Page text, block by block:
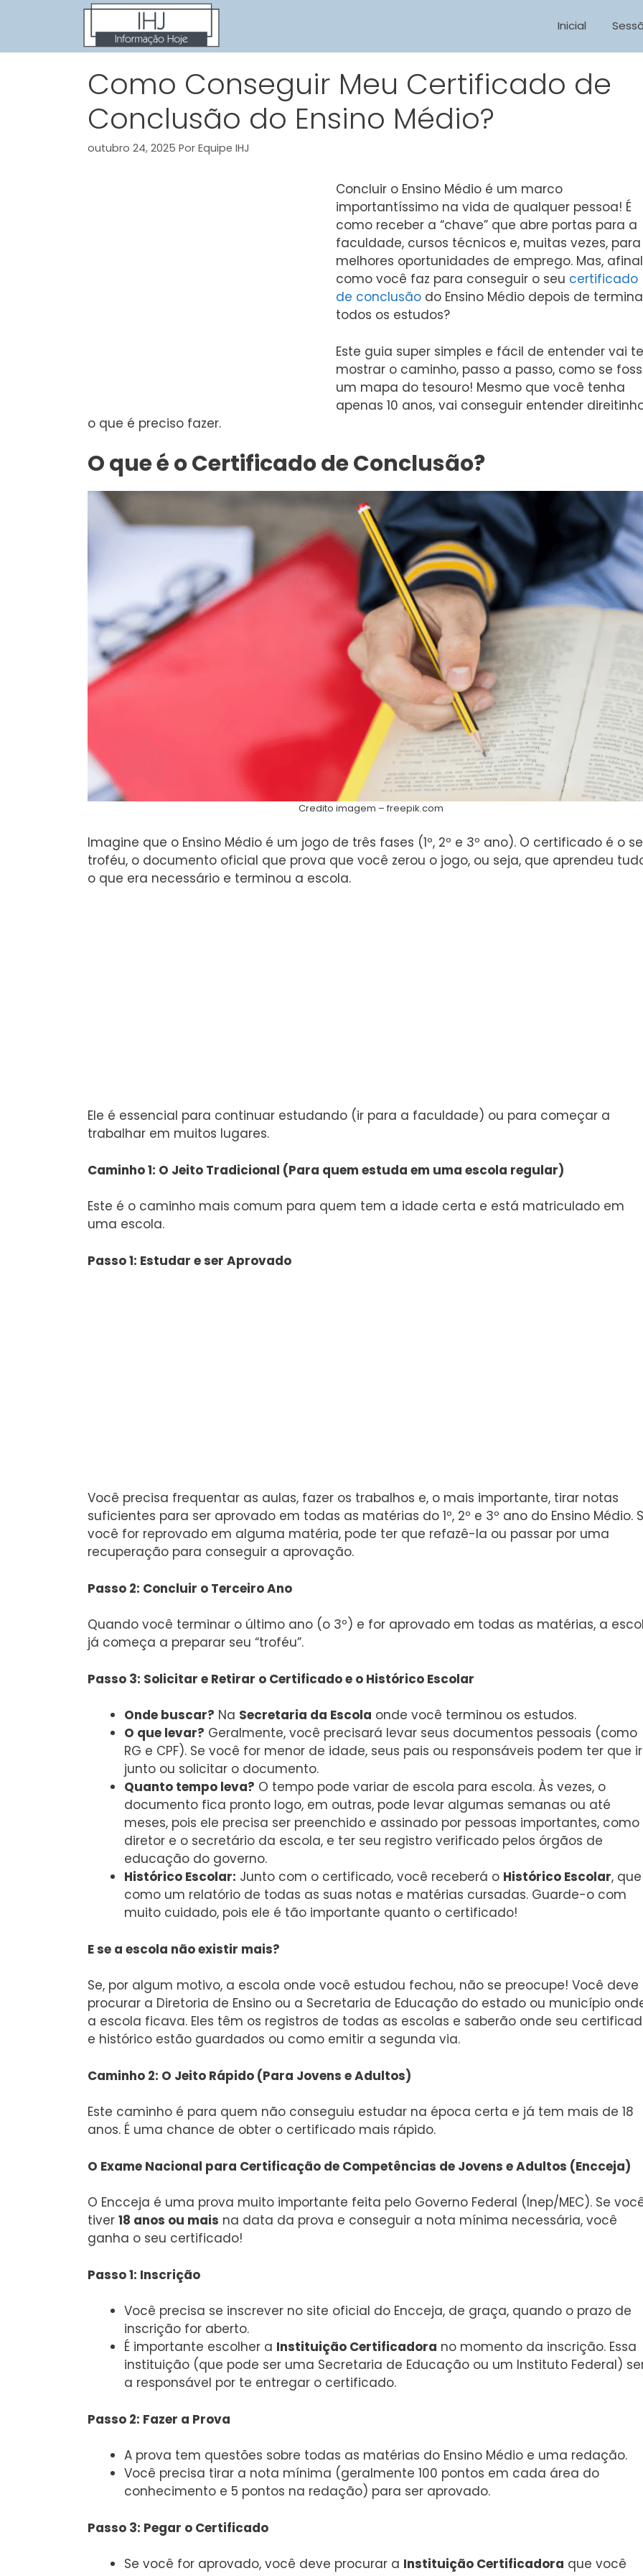
Inicial
Como Conseguir Meu Certificado de
Conclusão do Ensino Médio?
outubro 24, 2025 Por Equipe IHJ
Concluir o Ensino Médio é um marco
importantíssimo na vida de qualquer pessoa! É
como receber a “chave” que abre portas para a
faculdade, cursos técnicos e, muitas vezes, para
melhores oportunidades de emprego. Mas,
como você faz para conseguir o seu certificado
de conclusão do Ensino Médio depois de
todos os estudos?
Este guia super simples e fácil de entender vai te
mostrar o caminho, passo a passo, como se
um mapa do tesouro! Mesmo que você tenha
apenas 10 anos, vai conseguir entender
o que é preciso fazer.
O que é o Certificado de Conclusão?
Credito imagem – freepik.com
Imagine que o Ensino Médio é um jogo de três fases (1º, 2º e 3º ano). O certificado é o
troféu, o documento oficial que prova que você zerou o jogo, ou seja, que aprendeu
o que era necessário e terminou a escola.
Ele é essencial para continuar estudando (ir para a faculdade) ou para começar a
trabalhar em muitos lugares.
Caminho 1: O Jeito Tradicional (Para quem estuda em uma escola regular)
Este é o caminho mais comum para quem tem a idade certa e está matriculado em
uma escola.
Passo 1: Estudar e ser Aprovado
Você precisa frequentar as aulas, fazer os trabalhos e, o mais importante, tirar notas
suficientes para ser aprovado em todas as matérias do 1º, 2º e 3º ano do Ensino Médio.
você for reprovado em alguma matéria, pode ter que refazê-la ou passar por uma
recuperação para conseguir a aprovação.
Passo 2: Concluir o Terceiro Ano
Quando você terminar o último ano (o 3º) e for aprovado em todas as matérias, a
já começa a preparar seu “troféu”.
Passo 3: Solicitar e Retirar o Certificado e o Histórico Escolar
Onde buscar? Na Secretaria da Escola onde você terminou os estudos.
O que levar? Geralmente, você precisará levar seus documentos pessoais (como
RG e CPF). Se você for menor de idade, seus pais ou responsáveis podem ter que ir
junto ou solicitar o documento.
Quanto tempo leva? O tempo pode variar de escola para escola. Às vezes, o
documento fica pronto logo, em outras, pode levar algumas semanas ou até
meses, pois ele precisa ser preenchido e assinado por pessoas importantes, como
diretor e o secretário da escola, e ter seu registro verificado pelos órgãos de
educação do governo.
Histórico Escolar: Junto com o certificado, você receberá o Histórico Escolar,
como um relatório de todas as suas notas e matérias cursadas. Guarde-o com
muito cuidado, pois ele é tão importante quanto o certificado!
E se a escola não existir mais?
Se, por algum motivo, a escola onde você estudou fechou, não se preocupe! Você deve
procurar a Diretoria de Ensino ou a Secretaria de Educação do estado ou município
a escola ficava. Eles têm os registros de todas as escolas e saberão onde seu
e histórico estão guardados ou como emitir a segunda via.
Caminho 2: O Jeito Rápido (Para Jovens e Adultos)
Este caminho é para quem não conseguiu estudar na época certa e já tem mais de 18
anos. É uma chance de obter o certificado mais rápido.
O Exame Nacional para Certificação de Competências de Jovens e Adultos (Encceja)
O Encceja é uma prova muito importante feita pelo Governo Federal (Inep/MEC). Se
tiver 18 anos ou mais na data da prova e conseguir a nota mínima necessária, você
ganha o seu certificado!
Passo 1: Inscrição
Você precisa se inscrever no site oficial do Encceja, de graça, quando o prazo de
inscrição for aberto.
É importante escolher a Instituição Certificadora no momento da inscrição. Essa
instituição (que pode ser uma Secretaria de Educação ou um Instituto Federal)
a responsável por te entregar o certificado.
Passo 2: Fazer a Prova
A prova tem questões sobre todas as matérias do Ensino Médio e uma redação.
Você precisa tirar a nota mínima (geralmente 100 pontos em cada área do
conhecimento e 5 pontos na redação) para ser aprovado.
Passo 3: Pegar o Certificado
Se você for aprovado, você deve procurar a Instituição Certificadora que você